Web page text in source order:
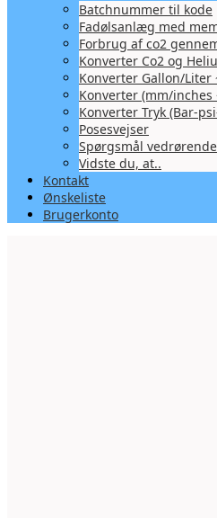
Batchnummer til kode
Fadølsanlæg med
Forbrug af co2
Konverter Co2 og
Konverter Gallon/Liter
Konverter (mm/inches
Konverter Tryk (Bar-
Posesvejser
Spørgsmål
Vidste du, at..
Kontakt
Ønskeliste
Brugerkonto